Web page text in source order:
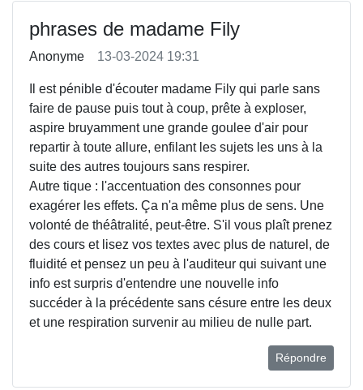
phrases de madame Fily
Anonyme 13-03-2024 19:31
Il est pénible d'écouter madame Fily qui parle sans
faire de pause puis tout à coup, prête à exploser,
aspire bruyamment une grande goulee d'air pour
repartir à toute allure, enfilant les sujets les uns à la
suite des autres toujours sans respirer.
Autre tique : l'accentuation des consonnes pour
exagérer les effets. Ça n'a même plus de sens. Une
volonté de théâtralité, peut-être. S'il vous plaît prenez
des cours et lisez vos textes avec plus de naturel, de
fluidité et pensez un peu à l'auditeur qui suivant une
info est surpris d'entendre une nouvelle info
succéder à la précédente sans césure entre les deux
et une respiration survenir au milieu de nulle part.
Répondre